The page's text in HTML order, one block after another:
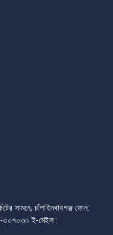
সামনে, চাঁপাইনবাবগঞ্জ ফোন:
৩০৭০৩০ ই-মেইল :